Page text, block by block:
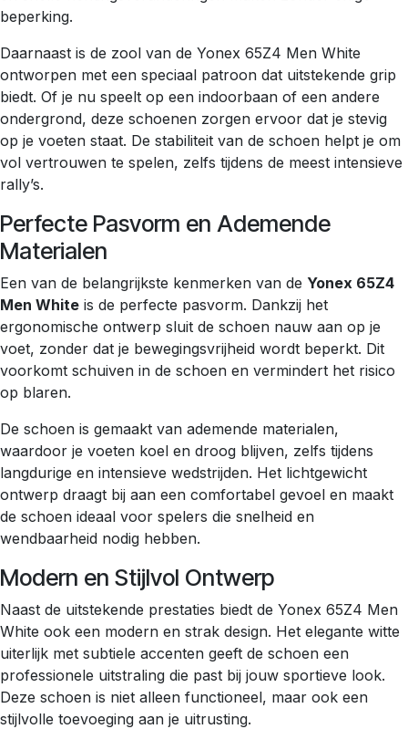
beperking.
Daarnaast is de zool van de Yonex 65Z4 Men White
ontworpen met een speciaal patroon dat uitstekende grip
biedt. Of je nu speelt op een indoorbaan of een andere
ondergrond, deze schoenen zorgen ervoor dat je stevig
op je voeten staat. De stabiliteit van de schoen helpt je om
vol vertrouwen te spelen, zelfs tijdens de meest intensieve
rally’s.
Perfecte Pasvorm en Ademende
Materialen
Een van de belangrijkste kenmerken van de Yonex 65Z4
Men White is de perfecte pasvorm. Dankzij het
ergonomische ontwerp sluit de schoen nauw aan op je
voet, zonder dat je bewegingsvrijheid wordt beperkt. Dit
voorkomt schuiven in de schoen en vermindert het risico
op blaren.
De schoen is gemaakt van ademende materialen,
waardoor je voeten koel en droog blijven, zelfs tijdens
langdurige en intensieve wedstrijden. Het lichtgewicht
ontwerp draagt bij aan een comfortabel gevoel en maakt
de schoen ideaal voor spelers die snelheid en
wendbaarheid nodig hebben.
Modern en Stijlvol Ontwerp
Naast de uitstekende prestaties biedt de Yonex 65Z4 Men
White ook een modern en strak design. Het elegante witte
uiterlijk met subtiele accenten geeft de schoen een
professionele uitstraling die past bij jouw sportieve look.
Deze schoen is niet alleen functioneel, maar ook een
stijlvolle toevoeging aan je uitrusting.